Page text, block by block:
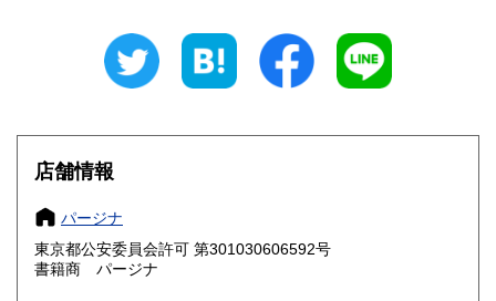
185円 静岡県
185円 三重県
185円 185円
大阪府
奈良県
鳥取県
店舗情報
パージナ
東京都公安委員会許可 第301030606592号
書籍商 パージナ